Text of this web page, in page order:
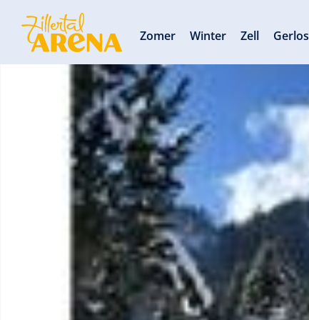
Zomer Winter Zell Gerlos